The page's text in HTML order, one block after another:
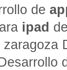
de
ipad
zaragoza